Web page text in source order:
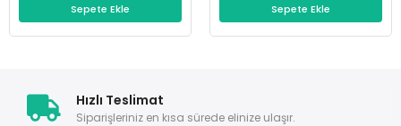
Sepete Ekle Sepete Ekle
Hızlı Teslimat
Siparişleriniz en kısa sürede elinize ulaşır.